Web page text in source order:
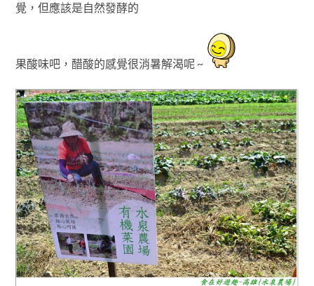
覺 ，但應該是自然發酵的
果酸味吧，醋酸的感覺很消暑解渴呢 ~